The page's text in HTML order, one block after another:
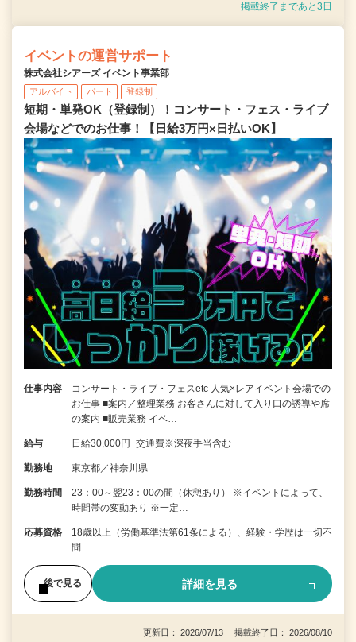
掲載終了まであと3日
イベントの運営サポート
株式会社シアーズ イベント事業部
アルバイト パート 登録制
短期・単発OK（登録制）！コンサート・フェス・ライブ
会場などでのお仕事！【日給3万円×日払いOK】
仕事内容
コンサート・ライブ・フェスetc 人気×レアイベント会場での
お仕事 ■案内／整理業務 お客さんに対して入り口の誘導や席
の案内 ■販売業務 イベ…
給与 日給30,000円+交通費※深夜手当含む
勤務地 東京都／神奈川県
勤務時間
23：00～翌23：00の間（休憩あり） ※イベントによって、
時間帯の変動あり ※一定…
応募資格
18歳以上（労働基準法第61条による）、経験・学歴は一切不
問
後で見る 詳細を見る
更新日： 2026/07/13 掲載終了日： 2026/08/10